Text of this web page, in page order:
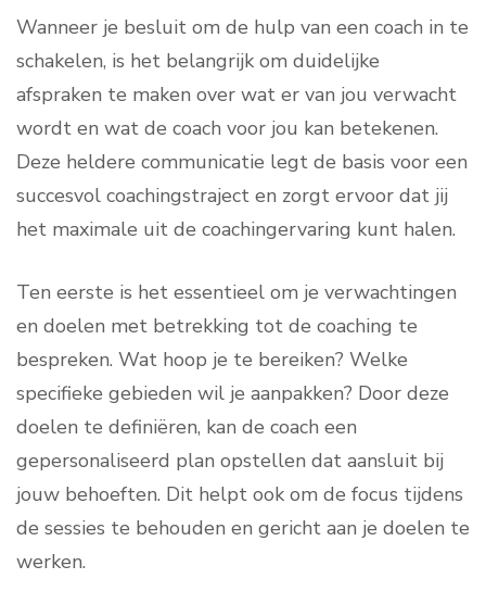
Wanneer je besluit om de hulp van een coach in te
schakelen, is het belangrijk om duidelijke
afspraken te maken over wat er van jou verwacht
wordt en wat de coach voor jou kan betekenen.
Deze heldere communicatie legt de basis voor een
succesvol coachingstraject en zorgt ervoor dat jij
het maximale uit de coachingervaring kunt halen.
Ten eerste is het essentieel om je verwachtingen
en doelen met betrekking tot de coaching te
bespreken. Wat hoop je te bereiken? Welke
specifieke gebieden wil je aanpakken? Door deze
doelen te definiëren, kan de coach een
gepersonaliseerd plan opstellen dat aansluit bij
jouw behoeften. Dit helpt ook om de focus tijdens
de sessies te behouden en gericht aan je doelen te
werken.